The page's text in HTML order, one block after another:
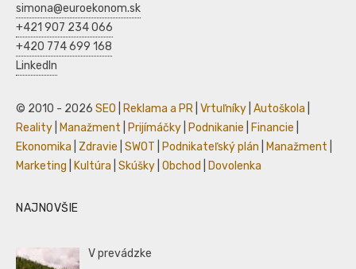
simona@euroekonom.sk
+421 907 234 066
+420 774 699 168
LinkedIn
© 2010 - 2026 SEO Reklama a PR Vrtuľníky Autoškola
Reality
Manažment Prijímáčky Podnikanie Financie
Ekonomika
Zdravie SWOT Podnikateľský plán Manažment
Marketing
Kultúra Skúšky Obchod Dovolenka
NAJNOVŠIE
V prevádzke